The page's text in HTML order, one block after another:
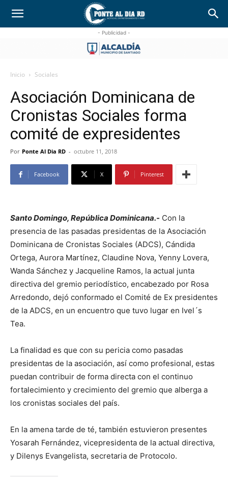
- Publicidad -
Inicio Sociales
Asociación Dominicana de
Cronistas Sociales forma
comité de expresidentes
Por Ponte Al Dia RD - octubre 11, 2018
Facebook X Pinterest
Santo Domingo, República Dominicana.- Con la
presencia de las pasadas presidentas de la Asociación
Dominicana de Cronistas Sociales (ADCS), Cándida
Ortega, Aurora Martínez, Claudine Nova, Yenny Lovera,
Wanda Sánchez y Jacqueline Ramos, la actual junta
directiva del gremio periodístico, encabezado por Rosa
Arredondo, dejó conformado el Comité de Ex presidentes
de la ADCS, en un encuentro que tuvo lugar en Ivel´s
Tea.
La finalidad es que con su pericia como pasadas
presidentas de la asociación, así como profesional, estas
puedan contribuir de forma directa con el continuo
fortalecimiento y crecimiento del gremio que alberga a
los cronistas sociales del país.
En la amena tarde de té, también estuvieron presentes
Yosarah Fernández, vicepresidenta de la actual directiva,
y Dilenys Evangelista, secretaria de Protocolo.